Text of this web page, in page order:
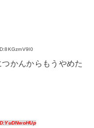
かんからもうやめた